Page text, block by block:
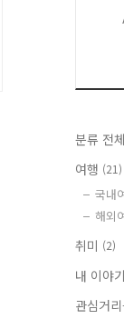
분류 전
여행 (21)
국내
해외
취미 (2)
내 이야기
관심거